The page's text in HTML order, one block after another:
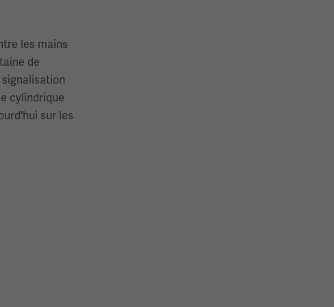
les mains
de
cylindrique
sur les